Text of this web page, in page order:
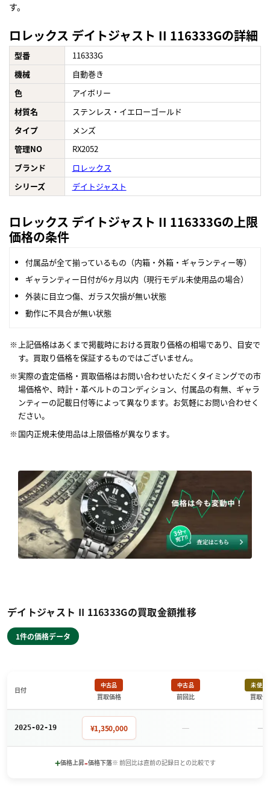
す。
ロレックス デイトジャスト II 116333Gの詳細
型番
116333G
機械
自動巻き
色
アイボリー
材質名
ステンレス・イエローゴールド
タイプ
メンズ
管理NO
RX2052
ブランド
ロレックス
シリーズ
デイトジャスト
ロレックス デイトジャスト II 116333Gの上限
価格の条件
付属品が全て揃っているもの（内箱・外箱・ギャランティー等）
ギャランティー日付が6ヶ月以内（現行モデル未使用品の場合）
外装に目立つ傷、ガラス欠損が無い状態
動作に不具合が無い状態
上記価格はあくまで掲載時における買取り価格の相場であり、目安で
す。買取り価格を保証するものではございません。
実際の査定価格・買取価格はお問い合わせいただくタイミングでの市
場価格や、時計・革ベルトのコンディション、付属品の有無、ギャラ
ンティーの記載日付等によって異なります。お気軽にお問い合わせく
ださい。
国内正規未使用品は上限価格が異なります。
デイトジャスト II 116333Gの買取金額推移
1件の価格データ
日付
中古品
買取価格
中古品
前回比
未使用
買取価
2025-02-19 ¥1,350,000 － －
+価格上昇-価格下落※ 前回比は直前の記録日との比較です